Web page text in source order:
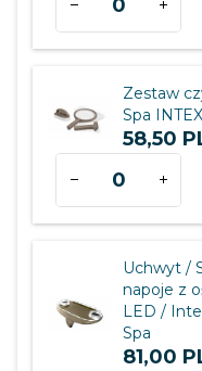
dla
produktu
823
Zestaw
Spa
58,50
dla
produktu
1299
Uchwyt /
napoje z
LED /
Spa
81,00